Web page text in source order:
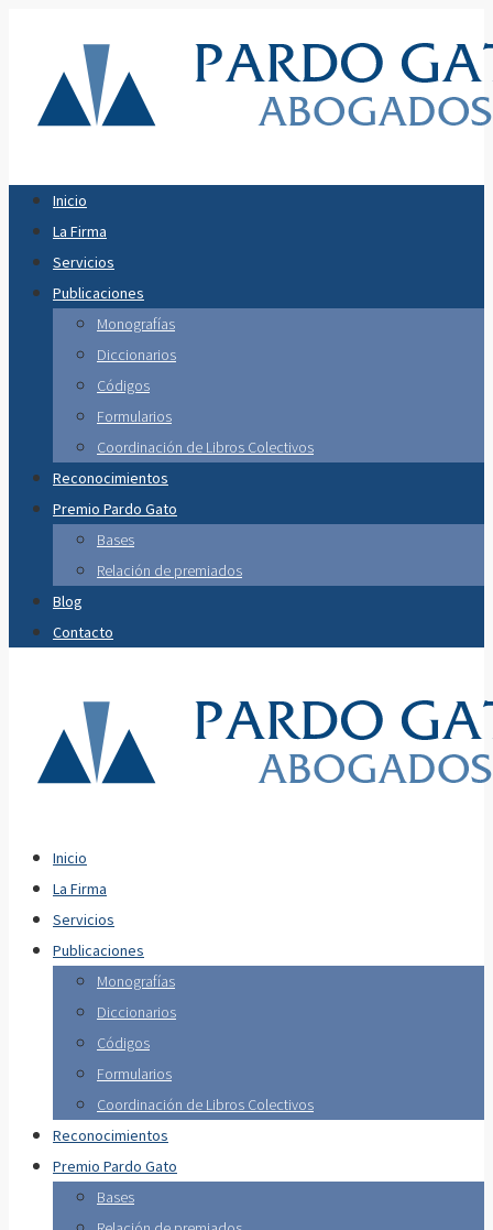
Inicio
La Firma
Servicios
Publicaciones
Monografías
Diccionarios
Códigos
Formularios
Coordinación de Libros Colectivos
Reconocimientos
Premio Pardo Gato
Bases
Relación de premiados
Blog
Contacto
Inicio
La Firma
Servicios
Publicaciones
Monografías
Diccionarios
Códigos
Formularios
Coordinación de Libros Colectivos
Reconocimientos
Premio Pardo Gato
Bases